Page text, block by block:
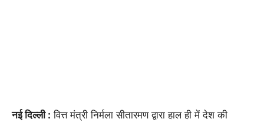
नई दिल्ली : वित्त मंत्री निर्मला सीतारमण द्वारा हाल ही में देश की